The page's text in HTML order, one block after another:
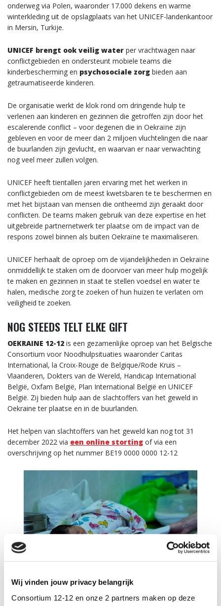
Wij vinden jouw privacy belangrijk
Consortium 12-12 en onze 2 partners maken op deze
onderweg via Polen, waaronder 17.000 dekens en warme
winterkleding uit de opslagplaats van het UNICEF-landenkantoor
in Mersin, Turkije.
UNICEF brengt ook veilig water per vrachtwagen naar
conflictgebieden en ondersteunt mobiele teams die
kinderbescherming en psychosociale zorg bieden aan
getraumatiseerde kinderen.
De organisatie werkt de klok rond om dringende hulp te
verlenen aan kinderen en gezinnen die getroffen zijn door het
escalerende conflict – voor degenen die in Oekraïne zijn
gebleven en voor de meer dan 2 miljoen vluchtelingen die naar
de buurlanden zijn gevlucht, en waarvan er naar verwachting
nog veel meer zullen volgen.
UNICEF heeft tientallen jaren ervaring met het werken in
conflictgebieden om de meest kwetsbaren te te beschermen en
met het bijstaan van mensen die ontheemd zijn geraakt door
conflicten. De teams maken gebruik van deze expertise en het
uitgebreide partnernetwerk ter plaatse om de impact van de
respons zowel binnen als buiten Oekraïne te maximaliseren.
UNICEF herhaalt de oproep om de vijandelijkheden in Oekraïne
onmiddellijk te staken om de doorvoer van meer hulp mogelijk
te maken en gezinnen in staat te stellen voedsel en water te
halen, medische zorg te zoeken of hun huizen te verlaten om
veiligheid te zoeken.
NOG STEEDS TELT ELKE GIFT
OEKRAINE 12-12 is een gezamenlijke oproep van het Belgische
Consortium voor Noodhulpsituaties waaronder Caritas
International, la Croix-Rouge de Belgique/Rode Kruis –
Vlaanderen, Dokters van de Wereld, Handicap International
België, Oxfam België, Plan International België en UNICEF
België. Zij bieden hulp aan de slachtoffers van het geweld in
Oekraine ter plaatse en in de buurlanden.
Het helpen van slachtoffers van het geweld kan nog tot 31
december 2022 via een online storting of via een
overschrijving op het nummer BE19 0000 0000 12-12
Een pasgeborene in een kraamkliniek in Kiev wordt